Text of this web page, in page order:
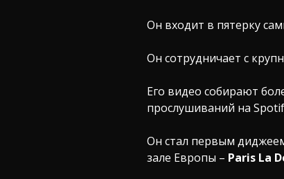
Он входит в пятерку
Он сотрудничает с
Его видео собирают
прослушиваний на
Он стал первым
зале Европы – Paris La